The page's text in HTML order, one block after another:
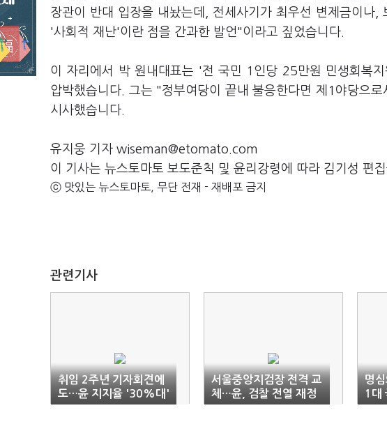
장관이 반대 입장을 내놨는데, 전세사기가 최우선 변제금이나
'사회적 재난'이란 점을 간과한 발언"이라고 짚었습니다.
이 자리에서 박 원내대표는 '전 국민 1인당 25만원 민생회복
압박했습니다. 그는 "정부여당이 끝내 불응한다면 제1야당으
시사했습니다.
유지웅 기자 wiseman@etomato.com
이 기사는 뉴스토마토 보도준칙 및 윤리강령에 따라 김기성 편
ⓒ 맛있는 뉴스토마토, 무단 전재 - 재배포 금지
관련기사
취임 2주년 기자회견에
도…윤 지지율 '30%대'
횡보
서울중앙지검장 전격 교
체…윤, 검찰 전열 재정
비
명
1대